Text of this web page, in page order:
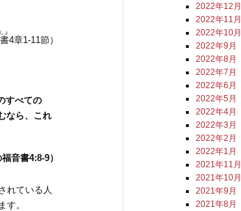
ょ
4章1-11節）
すべての
なら、これ
福音書4:8-9）
れている人
す。
2022年12月
2022年11月
2022年10月
2022年9月
2022年8月
2022年7月
2022年6月
2022年5月
2022年4月
2022年3月
2022年2月
2022年1月
2021年11月
2021年10月
2021年9月
2021年8月